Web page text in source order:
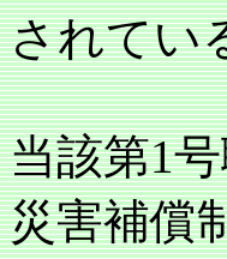
されてい
当該第1
災害補償